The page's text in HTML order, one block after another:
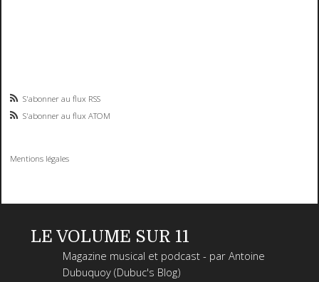
S'abonner au flux RSS
S'abonner au flux ATOM
Mentions légales
LE VOLUME SUR 11
Magazine musical et podcast - par Antoine
Dubuquoy (Dubuc's Blog)